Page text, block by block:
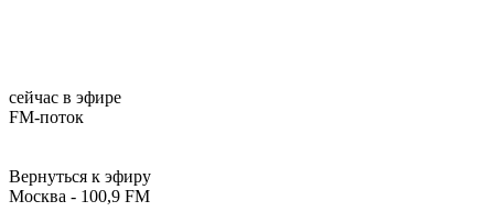
сейчас в эфире
FM-поток
Вернуться к эфиру
Москва - 100,9 FM